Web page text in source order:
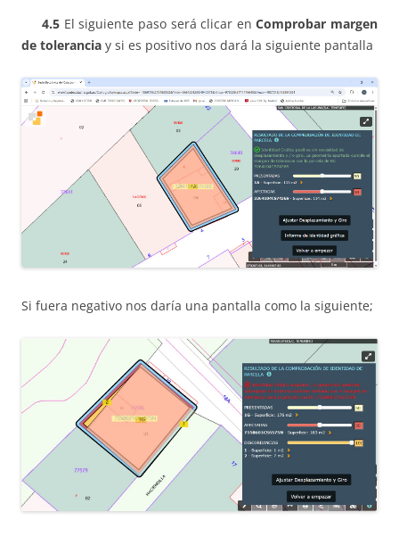
4.5 El siguiente paso será clicar enComprobar margen
de tolerancia y si es positivo nos dará la siguiente pantalla
Si fuera negativo nos daría una pantalla como la siguiente;